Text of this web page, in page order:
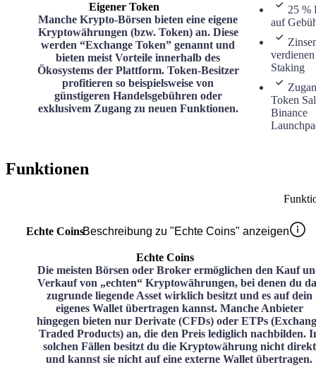
Eigener Token
Manche Krypto-Börsen bieten eine eigene
Kryptowährungen (bzw. Token) an. Diese
werden “Exchange Token” genannt und
bieten meist Vorteile innerhalb des
Ökosystems der Plattform. Token-Besitzer
profitieren so beispielsweise von
günstigeren Handelsgebühren oder
exklusivem Zugang zu neuen Funktionen.
25 %
auf
Staking
Token
Binance
Funktionen
Echte CoinsBeschreibung zu "Echte Coins" anzeigen
Echte Coins
Die meisten Börsen oder Broker ermöglichen den Kauf
Verkauf von „echten“ Kryptowährungen, bei denen du
zugrunde liegende Asset wirklich besitzt und es auf dein
eigenes Wallet übertragen kannst. Manche Anbieter
hingegen bieten nur Derivate (CFDs) oder ETPs
Traded Products) an, die den Preis lediglich nachbilden.
solchen Fällen besitzt du die Kryptowährung nicht direkt
und kannst sie nicht auf eine externe Wallet übertragen.